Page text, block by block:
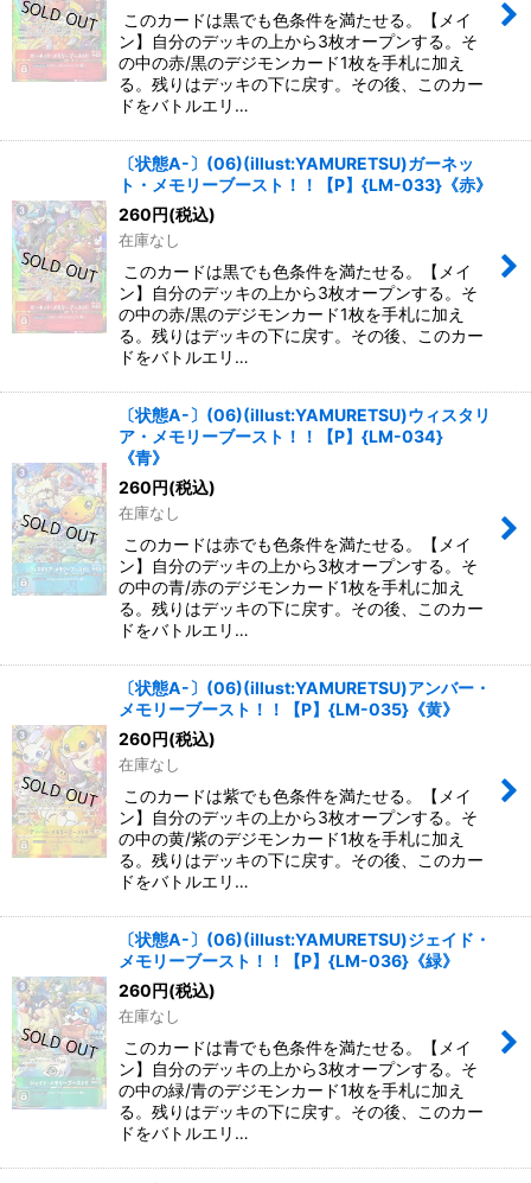
このカードは黒でも色条件を満たせる。【メイ
ン】自分のデッキの上から3枚オープンする。そ
の中の赤/黒のデジモンカード1枚を手札に加え
る。残りはデッキの下に戻す。その後、このカー
ドをバトルエリ…
〔状態A-〕(06)(illust:YAMURETSU)ガーネッ
ト・メモリーブースト！！【P】{LM-033}《赤》
260 円(税込)
在庫なし
このカードは黒でも色条件を満たせる。【メイ
ン】自分のデッキの上から3枚オープンする。そ
の中の赤/黒のデジモンカード1枚を手札に加え
る。残りはデッキの下に戻す。その後、このカー
ドをバトルエリ…
〔状態A-〕(06)(illust:YAMURETSU)ウィスタリ
ア・メモリーブースト！！【P】{LM-034}
《青》
260 円(税込)
在庫なし
このカードは赤でも色条件を満たせる。【メイ
ン】自分のデッキの上から3枚オープンする。そ
の中の青/赤のデジモンカード1枚を手札に加え
る。残りはデッキの下に戻す。その後、このカー
ドをバトルエリ…
〔状態A-〕(06)(illust:YAMURETSU)アンバー・
メモリーブースト！！【P】{LM-035}《黄》
260 円(税込)
在庫なし
このカードは紫でも色条件を満たせる。【メイ
ン】自分のデッキの上から3枚オープンする。そ
の中の黄/紫のデジモンカード1枚を手札に加え
る。残りはデッキの下に戻す。その後、このカー
ドをバトルエリ…
〔状態A-〕(06)(illust:YAMURETSU)ジェイド・
メモリーブースト！！【P】{LM-036}《緑》
260 円(税込)
在庫なし
このカードは青でも色条件を満たせる。【メイ
ン】自分のデッキの上から3枚オープンする。そ
の中の緑/青のデジモンカード1枚を手札に加え
る。残りはデッキの下に戻す。その後、このカー
ドをバトルエリ…